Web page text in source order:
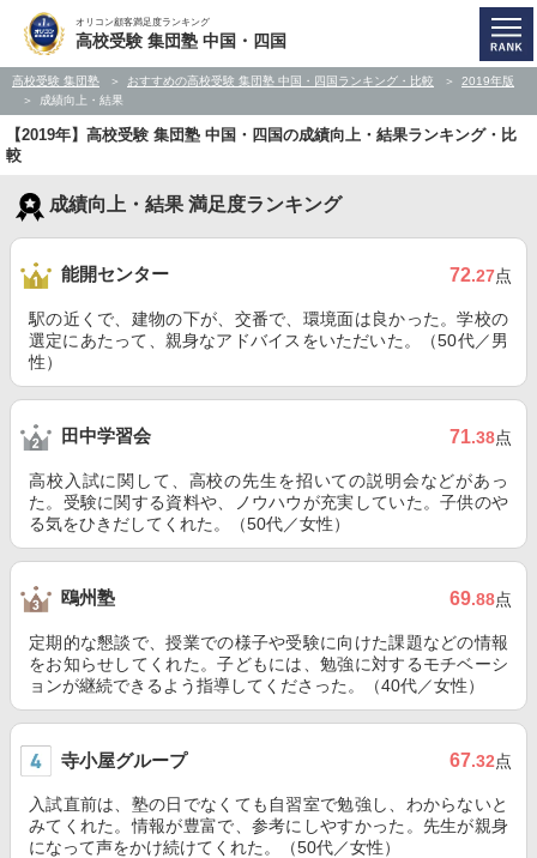
オリコン顧客満足度ランキング
高校受験 集団塾 中国・四国
高校受験 集団塾 おすすめの高校受験 集団塾 中国・四国ランキング・比較
2019年版
成績向上・結果
【2019年】高校受験 集団塾 中国・四国の成績向上・結果ランキング・比
較
成績向上・結果 満足度ランキング
能開センター 72.27点
駅の近くで、建物の下が、交番で、環境面は良かった。学校の
選定にあたって、親身なアドバイスをいただいた。（50代／男
性）
田中学習会 71.38点
高校入試に関して、高校の先生を招いての説明会などがあっ
た。受験に関する資料や、ノウハウが充実していた。子供のや
る気をひきだしてくれた。（50代／女性）
鴎州塾 69.88点
定期的な懇談で、授業での様子や受験に向けた課題などの情報
をお知らせしてくれた。子どもには、勉強に対するモチベーシ
ョンが継続できるよう指導してくださった。（40代／女性）
寺小屋グループ 67.32点
入試直前は、塾の日でなくても自習室で勉強し、わからないと
みてくれた。情報が豊富で、参考にしやすかった。先生が親身
になって声をかけ続けてくれた。（50代／女性）